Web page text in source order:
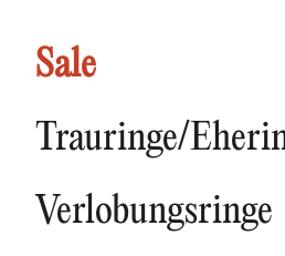
Sale
Trauringe/
NEUHEITEN
Verlobungsringe
großen